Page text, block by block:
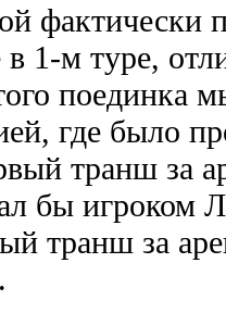
фактически
в 1-м туре,
поединка
где было
транш за
бы игроком
транш за